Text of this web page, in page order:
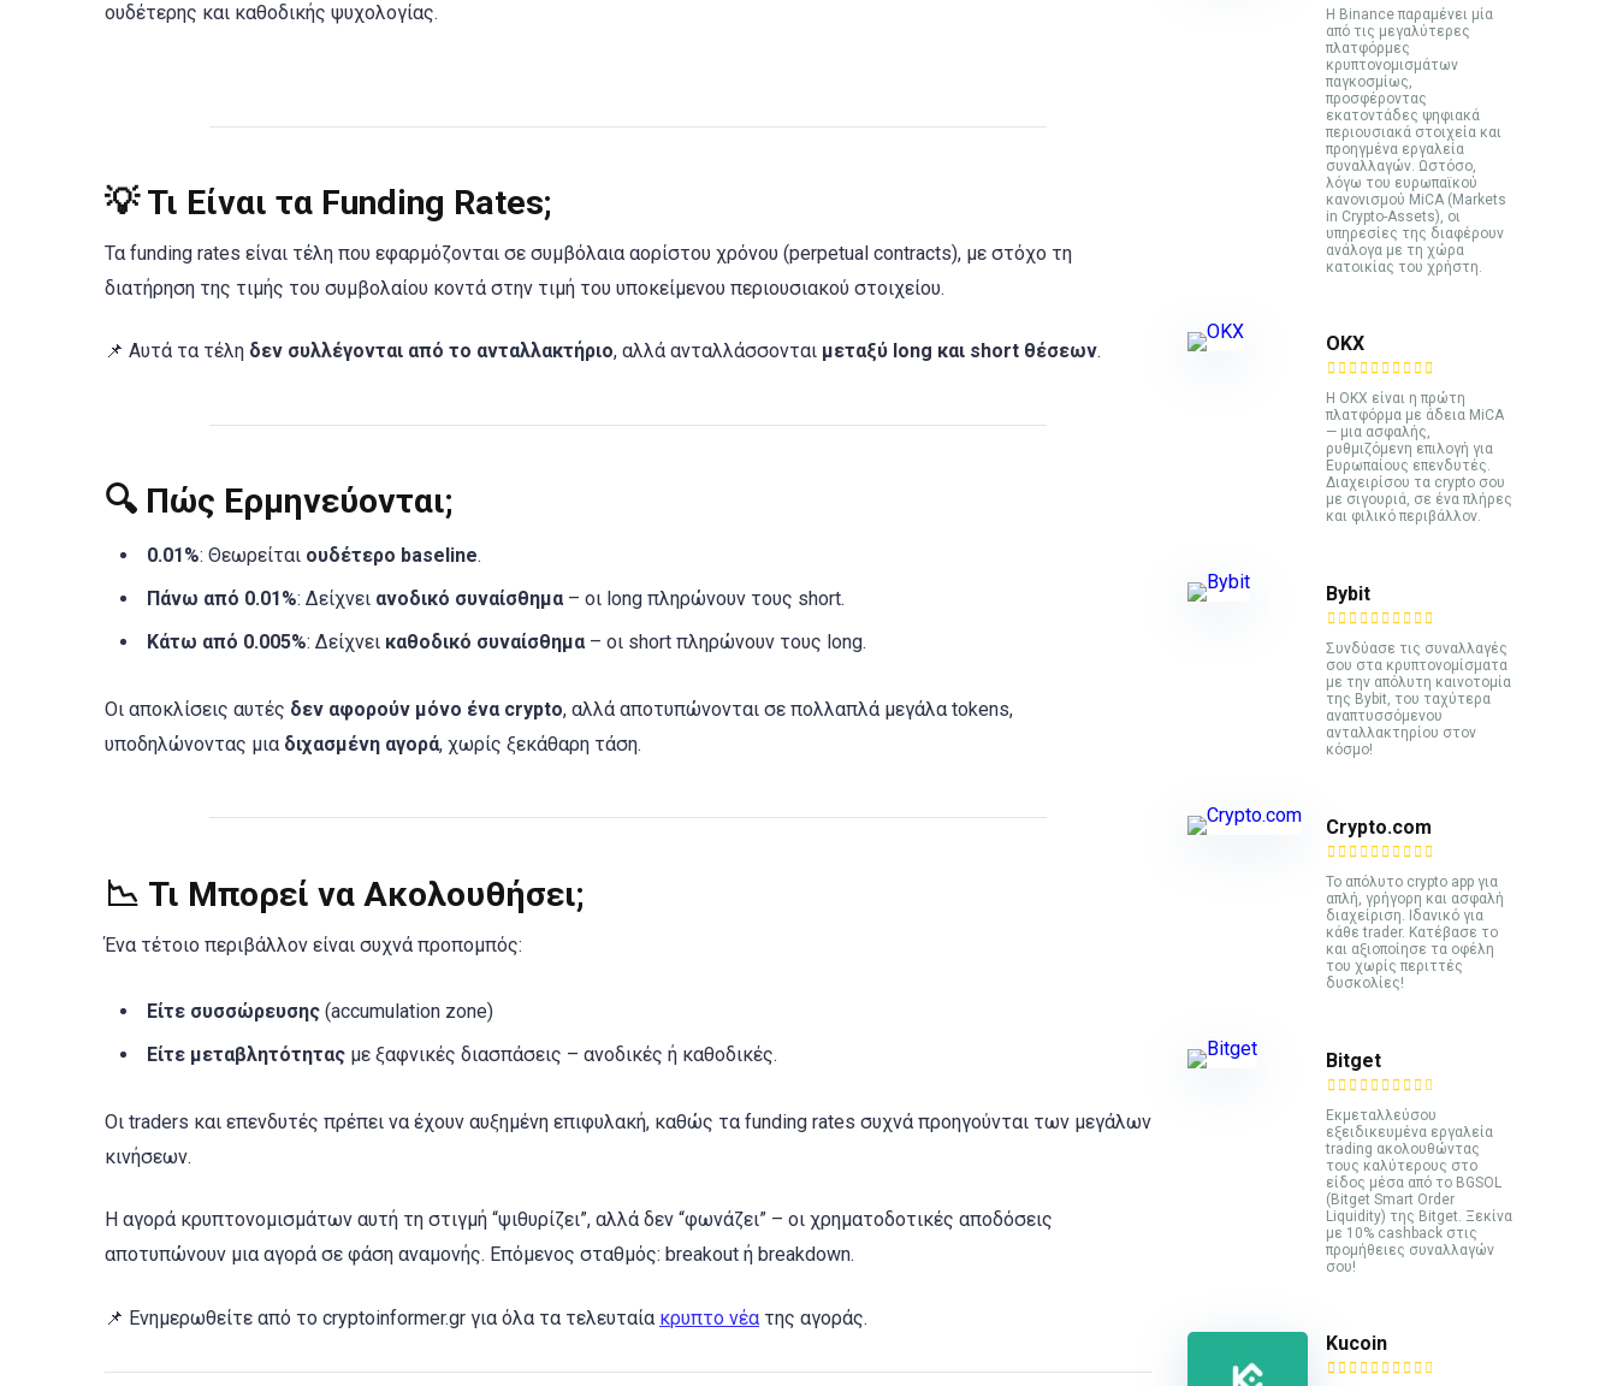
ουδέτερης και καθοδικής ψυχολογίας.
💡 Τι Είναι τα Funding Rates;
Τα funding rates είναι τέλη που εφαρμόζονται σε συμβόλαια αορίστου χρόνου (perpetual contracts), με στόχο τη
διατήρηση της τιμής του συμβολαίου κοντά στην τιμή του υποκείμενου περιουσιακού στοιχείου.
📌 Αυτά τα τέλη δεν συλλέγονται από το ανταλλακτήριο, αλλά ανταλλάσσονται μεταξύ long και short θέσεων.
🔍 Πώς Ερμηνεύονται;
0.01%: Θεωρείται ουδέτερο baseline.
Πάνω από 0.01%: Δείχνει ανοδικό συναίσθημα– οι long πληρώνουν τους short.
Κάτω από 0.005%: Δείχνει καθοδικό συναίσθημα– οι short πληρώνουν τους long.
Οι αποκλίσεις αυτές δεν αφορούν μόνο ένα crypto, αλλά αποτυπώνονται σε πολλαπλά μεγάλα tokens,
υποδηλώνοντας μια διχασμένη αγορά, χωρίς ξεκάθαρη τάση.
📉 Τι Μπορεί να Ακολουθήσει;
Ένα τέτοιο περιβάλλον είναι συχνά προπομπός:
Είτε συσσώρευσης (accumulation zone)
Είτε μεταβλητότητας με ξαφνικές διασπάσεις – ανοδικές ή καθοδικές.
Οι traders και επενδυτές πρέπει να έχουν αυξημένη επιφυλακή, καθώς τα funding rates συχνά προηγούνται των μεγάλων
κινήσεων.
Η αγορά κρυπτονομισμάτων αυτή τη στιγμή “ψιθυρίζει”, αλλά δεν “φωνάζει” – οι χρηματοδοτικές αποδόσεις
αποτυπώνουν μια αγορά σε φάση αναμονής. Επόμενος σταθμός: breakout ή breakdown.
📌 Ενημερωθείτε από το cryptoinformer.gr για όλα τα τελευταία κρυπτο νέα της αγοράς.
Η Binance παραμένει μία
από τις μεγαλύτερες
πλατφόρμες
κρυπτονομισμάτων
παγκοσμίως,
προσφέροντας
εκατοντάδες ψηφιακά
περιουσιακά στοιχεία και
προηγμένα εργαλεία
συναλλαγών. Ωστόσο,
λόγω του ευρωπαϊκού
κανονισμού MiCA (Markets
in Crypto-Assets), οι
υπηρεσίες της διαφέρουν
ανάλογα με τη χώρα
κατοικίας του χρήστη.
ΟΚΧ
Η OKX είναι η πρώτη
πλατφόρμα με άδεια MiCA
— μια ασφαλής,
ρυθμιζόμενη επιλογή για
Ευρωπαίους επενδυτές.
Διαχειρίσου τα crypto σου
με σιγουριά, σε ένα πλήρες
και φιλικό περιβάλλον.
Bybit
Συνδύασε τις συναλλαγές
σου στα κρυπτονομίσματα
με την απόλυτη καινοτομία
της Bybit, του ταχύτερα
αναπτυσσόμενου
ανταλλακτηρίου στον
κόσμο!
Crypto.com
Το απόλυτο crypto app για
απλή, γρήγορη και ασφαλή
διαχείριση. Ιδανικό για
κάθε trader. Κατέβασε το
και αξιοποίησε τα οφέλη
του χωρίς περιττές
δυσκολίες!
Bitget
Εκμεταλλεύσου
εξειδικευμένα εργαλεία
trading ακολουθώντας
τους καλύτερους στο
είδος μέσα από το BGSOL
(Bitget Smart Order
Liquidity) της Bitget. Ξεκίνα
με 10% cashback στις
προμήθειες συναλλαγών
σου!
Kucoin